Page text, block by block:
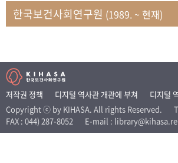
박재빈
연구부 인구역학담당실
변종화
보건정책연구실 건강증진팀
송건용
보건정책연구실
송태민
정보통계연구실 빅데이터연구센터
신희설
사업개발부 국제협력연구실
이규식
의료보험연구실
이문기
훈련부
한국보건사회연구원 (1989. ~ 현재)
저작권 정책 디지털 역사관 개관에 부쳐
디지털
Copyright ⓒ by KIHASA. All rights Reserved.
FAX : 044) 287-8052
E-mail :